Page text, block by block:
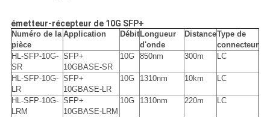
émetteur-récepteur de 10G SFP+
Numéro de la
pièce
Application Débit Longueur
d'onde
DistanceType de
connecteur
HL-SFP-10G-
SR
SFP+
10GBASE-SR
10G 850nm 300m LC
HL-SFP-10G-
LR
SFP+
10GBASE-LR
10G 1310nm 10km LC
HL-SFP-10G-
LRM
SFP+
10GBASE-LRM
10G 1310nm 220m LC